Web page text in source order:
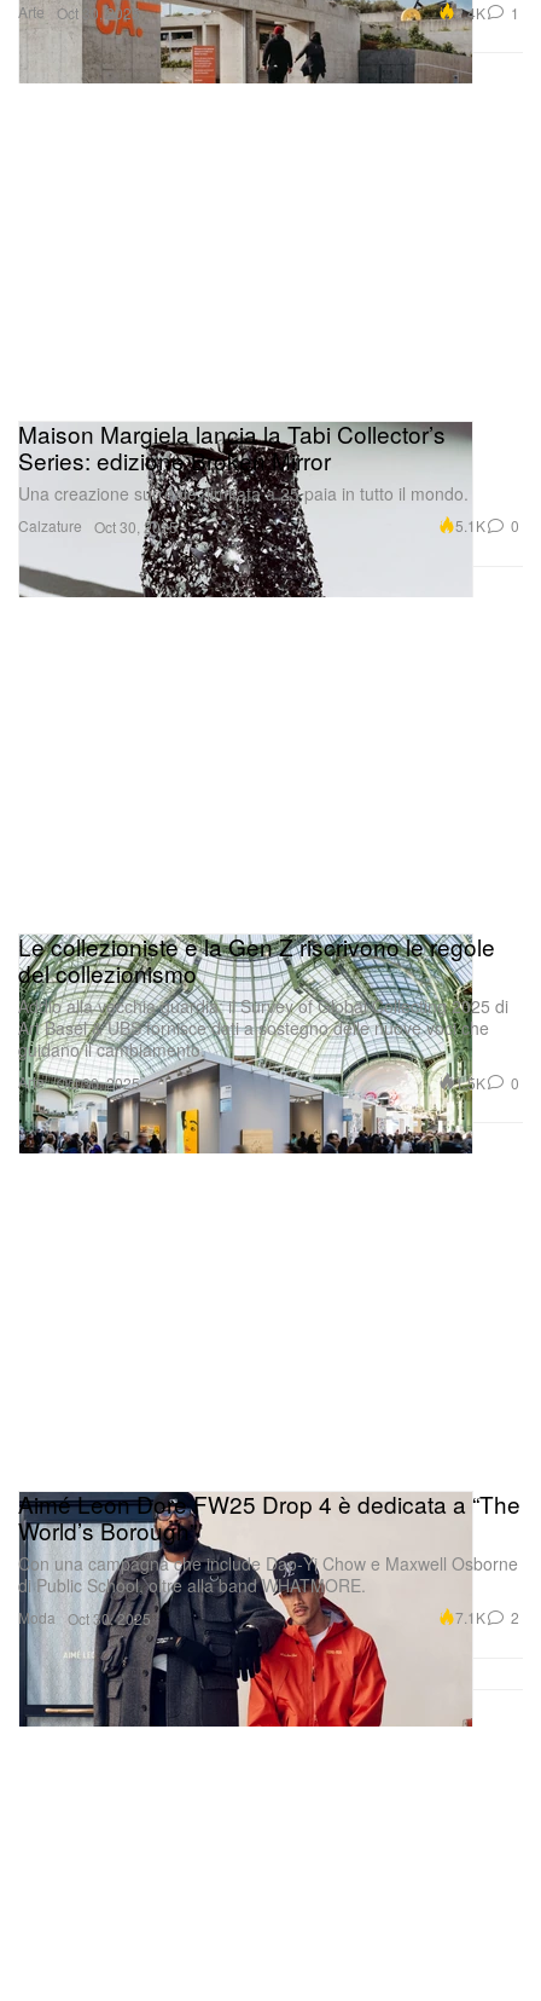
Arte Oct 30, 2025 2.4K 1
Calzature
Maison Margiela lancia la Tabi Collector’s
Series: edizione Broken Mirror
Una creazione surreale, limitata a 25 paia in tutto il mondo.
Oct 30, 2025 5.1K 0
Arte
Le collezioniste e la Gen Z riscrivono le regole
del collezionismo
Addio alla vecchia guardia: il Survey of Global Collecting 2025 di
Art Basel & UBS fornisce dati a sostegno delle nuove voci che
guidano il cambiamento.
Oct 30, 2025 1.5K 0
Moda
Aimé Leon Dore FW25 Drop 4 è dedicata a “The
World’s Borough”
Con una campagna che include Dao‑Yi Chow e Maxwell Osborne
di Public School, oltre alla band WHATMORE.
Oct 30, 2025 7.1K 2